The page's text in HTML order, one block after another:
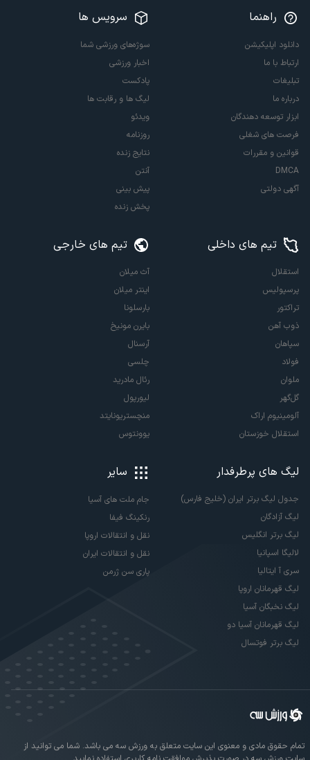
راهنما
دانلود اپلیکیشن
ارتباط با ما
تبلیغات
درباره ما
ابزار توسعه دهندگان
فرصت های شغلی
قوانین و مقررات
DMCA
آگهی دولتی
سرویس ها
سوژه‌های ورزشی شما
اخبار ورزشی
پادکست
لیگ ها و رقابت ها
ویدئو
روزنامه
نتایج زنده
آنتن
پیش بینی
پخش زنده
تیم های داخلی
استقلال
پرسپولیس
تراکتور
ذوب آهن
سپاهان
فولاد
ملوان
گل‌گهر
آلومینیوم اراک
استقلال خوزستان
تیم های خارجی
آث میلان
اینتر میلان
بارسلونا
بایرن مونیخ
آرسنال
چلسی
رئال مادرید
لیورپول
منچستریونایتد
یوونتوس
لیگ های پرطرفدار
جدول لیگ برتر ایران (خلیج فارس)
لیگ آزادگان
لیگ برتر انگلیس
لالیگا اسپانیا
سری آ ایتالیا
لیگ قهرمانان اروپا
لیگ نخبگان آسیا
لیگ قهرمانان آسیا دو
لیگ برتر فوتسال
سایر
جام ملت های آسیا
رنکینگ فیفا
نقل و انتقالات اروپا
نقل و انتقالات ایران
پاری سن ژرمن
تمام حقوق مادی و معنوی این سایت متعلق به ورزش سه می باشد. شما می توانید از